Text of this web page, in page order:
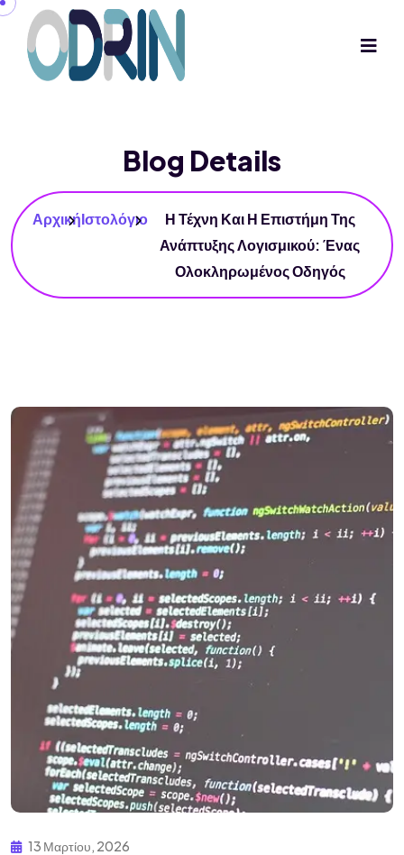
Blog Details
ΑρχικήΙστολόγιο
Η Τέχνη Και Η Επιστήμη Της
Ανάπτυξης Λογισμικού: Ένας
Ολοκληρωμένος Οδηγός
13 Μαρτίου, 2026